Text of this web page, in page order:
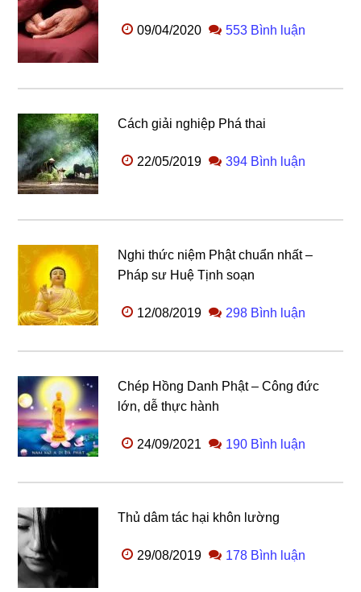
09/04/2020 553 Bình luận
Cách giải nghiệp Phá thai
22/05/2019 394 Bình luận
Nghi thức niệm Phật chuẩn nhất –
Pháp sư Huệ Tịnh soạn
12/08/2019 298 Bình luận
Chép Hồng Danh Phật – Công đức
lớn, dễ thực hành
24/09/2021 190 Bình luận
Thủ dâm tác hại khôn lường
29/08/2019 178 Bình luận